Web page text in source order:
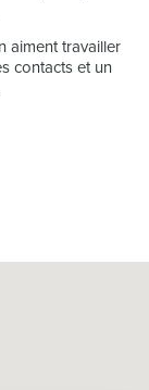
aiment travailler
contacts et un